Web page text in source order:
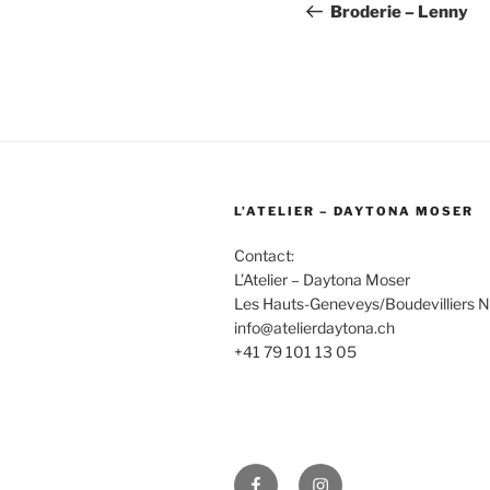
de
précédent
Broderie – Lenny
L’ATELIER – DAYTONA MOSER
Contact:
L’Atelier – Daytona Moser
Les Hauts-Geneveys/Boudevilliers
info@atelierdaytona.ch
+41 79 101 13 05
FacebookInstagram